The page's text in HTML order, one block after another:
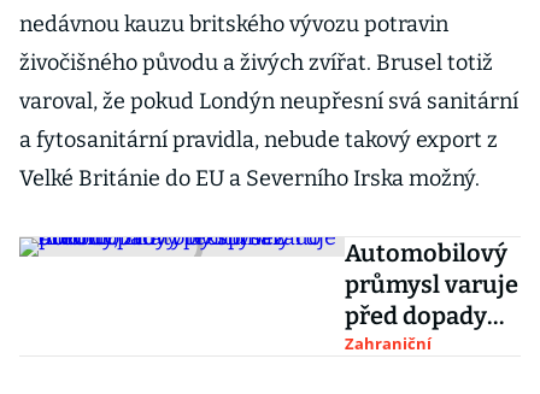
nedávnou kauzu britského vývozu potravin
živočišného původu a živých zvířat. Brusel totiž
varoval, že pokud Londýn neupřesní svá sanitární
a fytosanitární pravidla, nebude takový export z
Velké Británie do EU a Severního Irska možný.
Automobilový
průmysl varuje
před dopady
brexitu bez
Zahraniční